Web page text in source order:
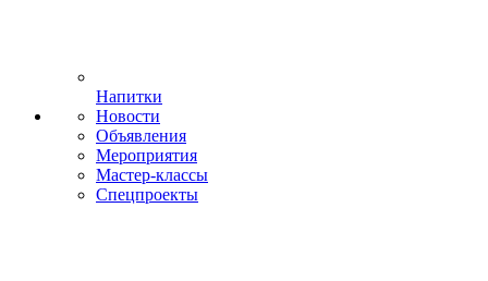
Напитки
Новости
Объявления
Мероприятия
Мастер-классы
Спецпроекты